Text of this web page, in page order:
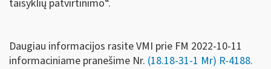
taisyklių patvirtinimo“.
Daugiau informacijos rasite VMI prie FM 2022-10-11
informaciniame pranešime Nr. (18.18-31-1 Mr) R-4188.